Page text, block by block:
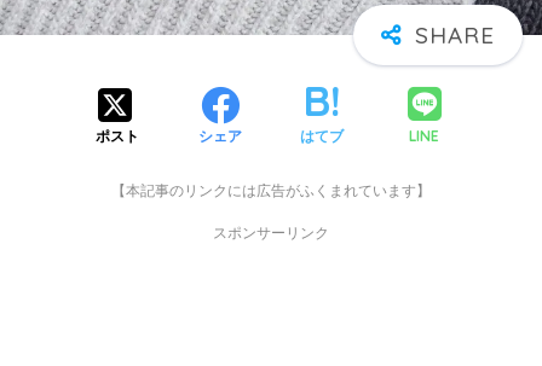
ポスト シェア はてブ LINE
【本記事のリンクには広告がふくまれています】
スポンサーリンク